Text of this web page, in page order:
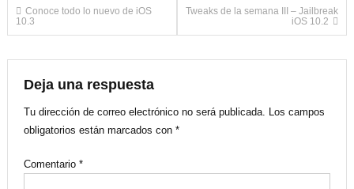
Navegación
entradas
Conoce todo lo nuevo de iOS
10.3
Tweaks de la semana III – Jailbreak
iOS 10.2
Deja una respuesta
Tu dirección de correo electrónico no será publicada. Los campos
obligatorios están marcados con *
Comentario *